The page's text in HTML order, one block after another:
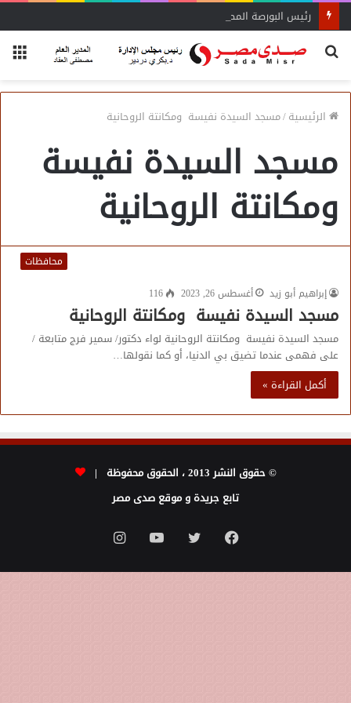
رئيس البورصة المصرية يلتقي رئيس جهاز التمثيل التجاري
بحث
الرئيسية/مسجد السيدة نفيسة ومكانتة الروحانية
مسجد السيدة نفيسة
ومكانتة الروحانية
محافظات
إبراهيم أبو زيد
أغسطس 26, 2023 116
مسجد السيدة نفيسة ومكانتة الروحانية
مسجد السيدة نفيسة ومكانتة الروحانية لواء دكتور/ سمير فرج متابعة /
على فهمى عندما تضيق بي الدنيا، أو كما نقولها…
أكمل القراءة »
© حقوق النشر 2013 ، الحقوق محفوظة |
تابع جريدة و موقع صدى مصر
فيسبوك تويتر يوتيوبانستقرام